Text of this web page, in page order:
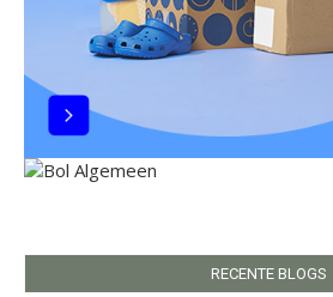
RECENTE BLOGS